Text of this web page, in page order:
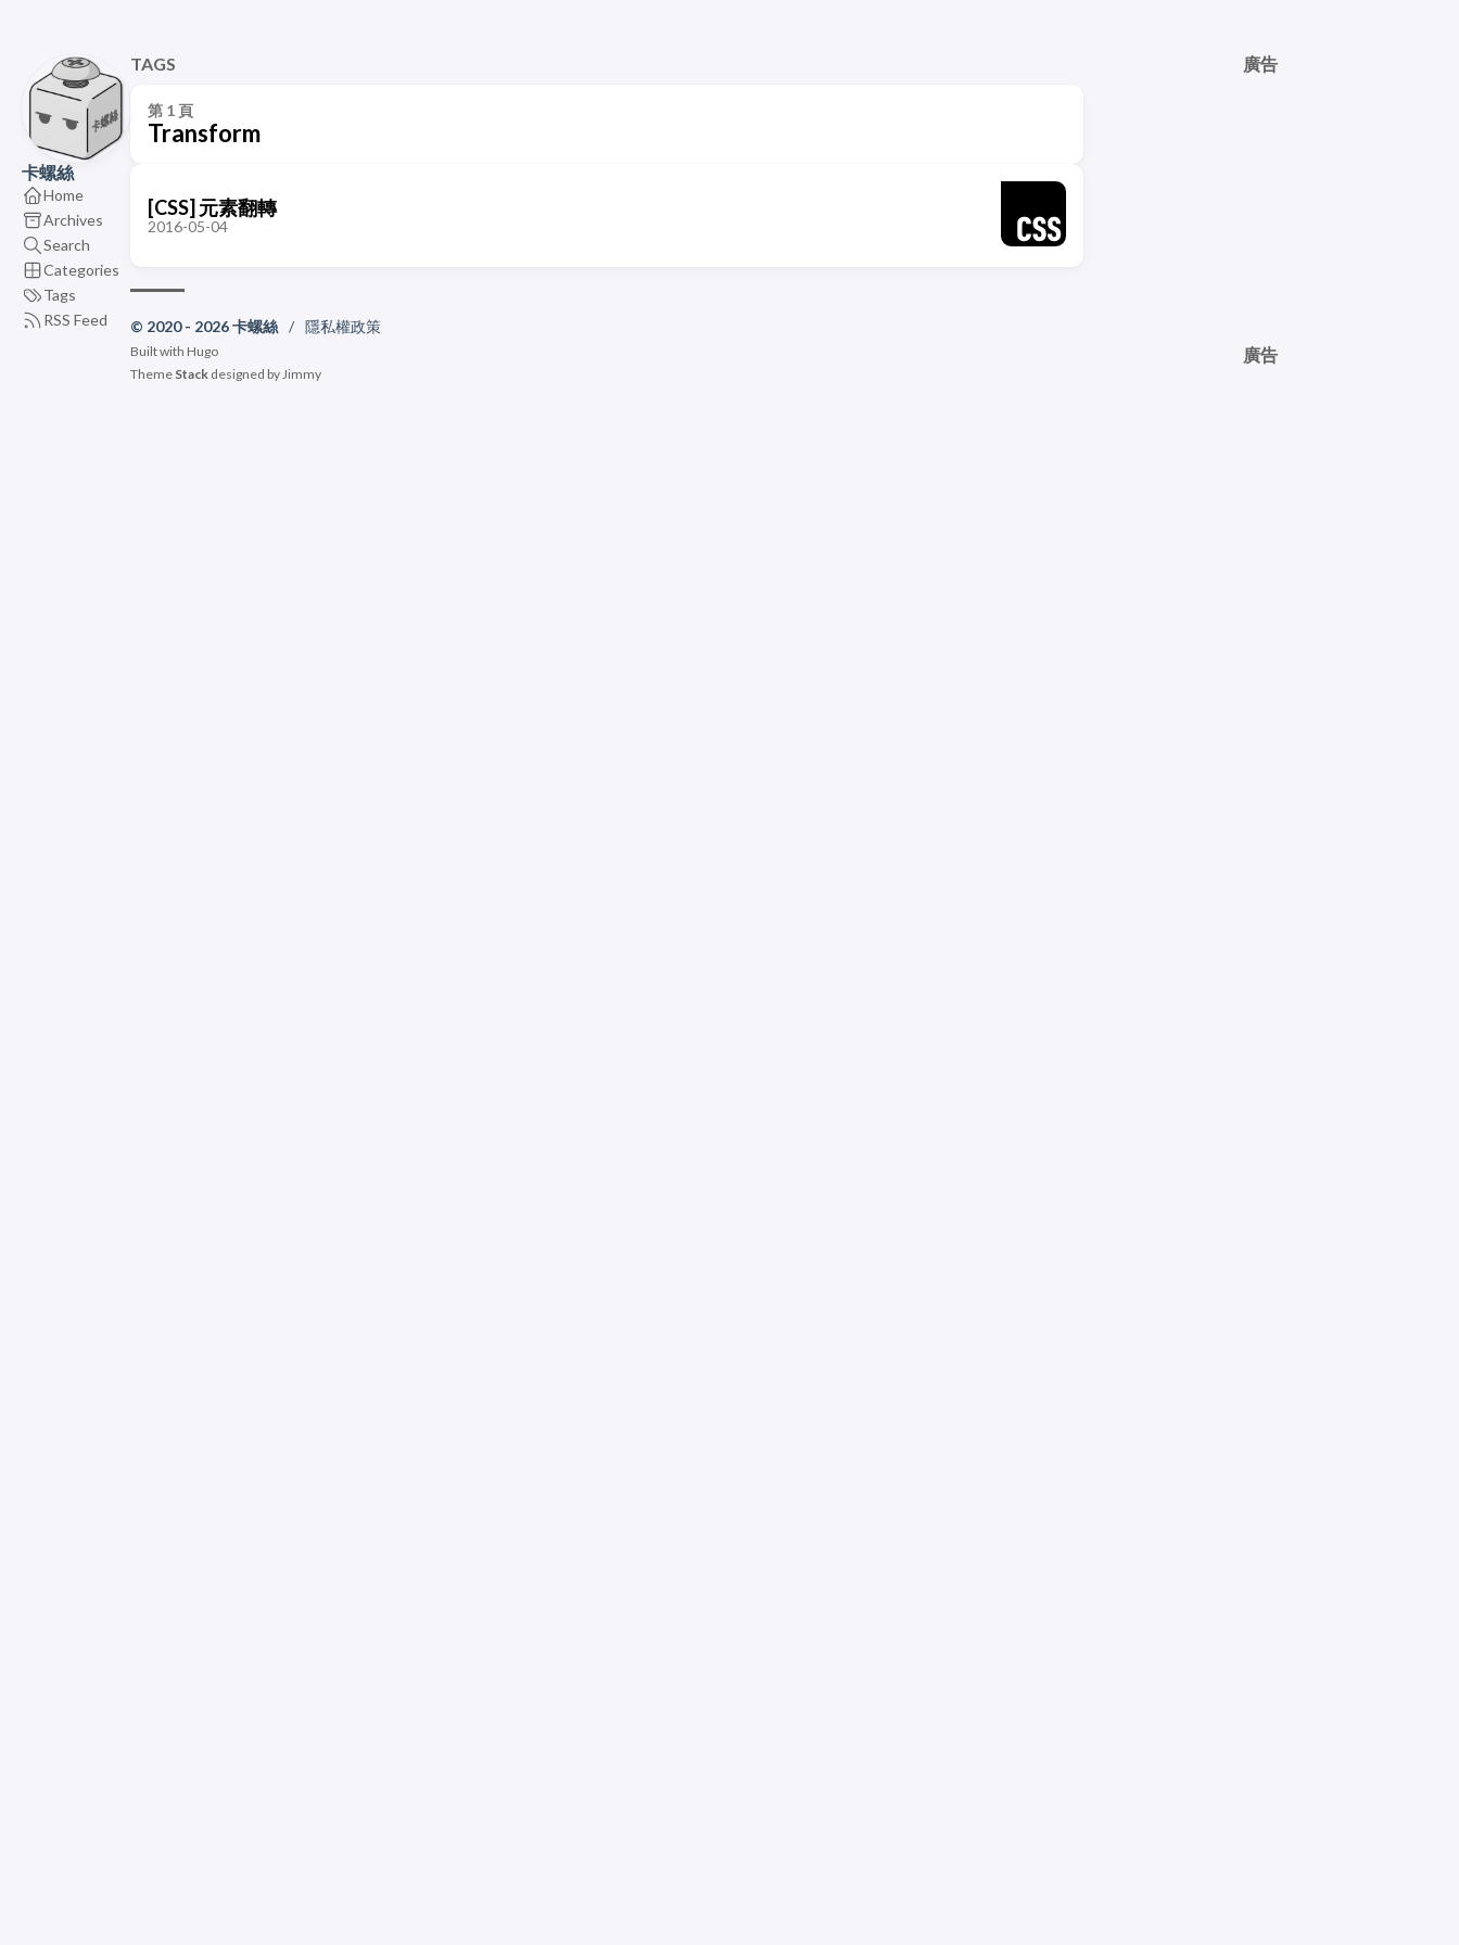
卡螺絲
Home
Archives
Search
Categories
Tags
RSS Feed
廣告
廣告
TAGS
第 1 頁
Transform
[CSS] 元素翻轉
2016-05-04
© 2020 - 2026 卡螺絲 / 隱私權政策
Built with Hugo
Theme Stack designed byJimmy